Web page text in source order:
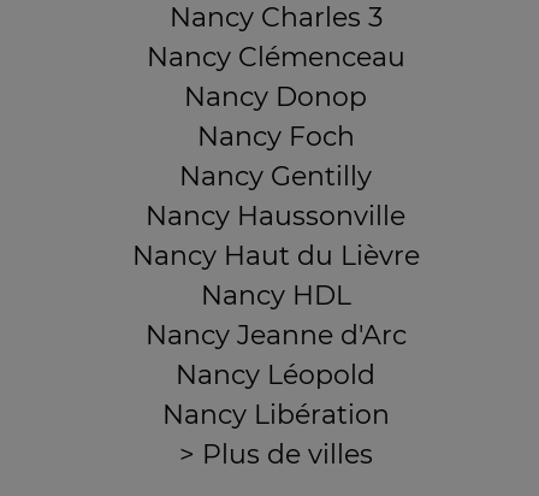
Nancy Charles 3
Nancy Clémenceau
Nancy Donop
Nancy Foch
Nancy Gentilly
Nancy Haussonville
Nancy Haut du Lièvre
Nancy HDL
Nancy Jeanne d'Arc
Nancy Léopold
Nancy Libération
> Plus de villes